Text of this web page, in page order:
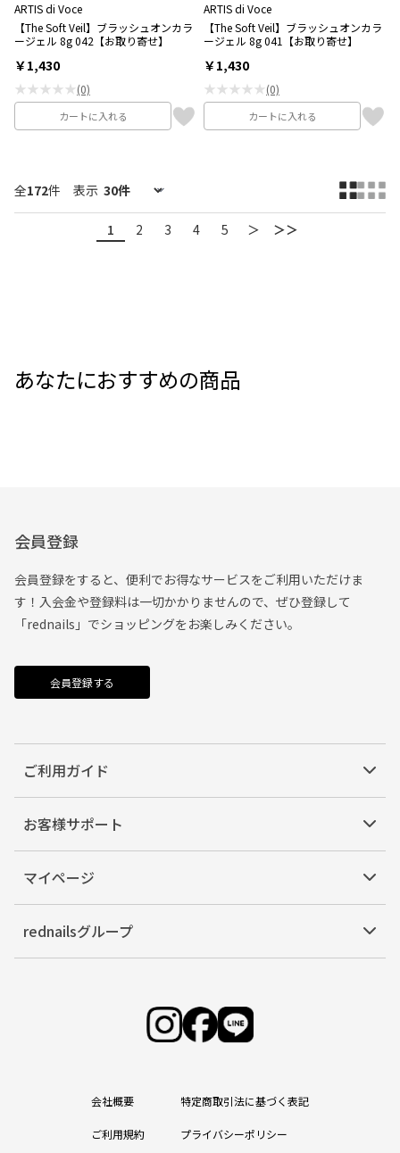
ARTIS di Voce
【The Soft Veil】ブラッシュオンカラ
ージェル 8g 042【お取り寄せ】
￥1,430
★★★★★(0)
カートに入れる
ARTIS di Voce
【The Soft Veil】ブラッシュオンカラ
ージェル 8g 041【お取り寄せ】
￥1,430
★★★★★(0)
カートに入れる
全172件 表示
1 2 3 4 5 ＞ ＞＞
あなたにおすすめの商品
会員登録
会員登録をすると、便利でお得なサービスをご利用いただけま
す！入会金や登録料は一切かかりませんので、ぜひ登録して
「rednails」でショッピングをお楽しみください。
会員登録する
ご利用ガイド
お客様サポート
マイページ
rednailsグループ
会社概要 特定商取引法に基づく表記
ご利用規約 プライバシーポリシー